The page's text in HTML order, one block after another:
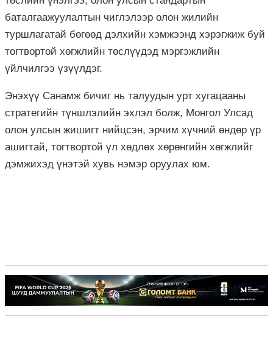
баталгаажуулалтын чиглэлээр олон жилийн
туршлагатай бөгөөд дэлхийн хэмжээнд хэрэгжиж буй
тогтвортой хөгжлийн төслүүдэд мэргэжлийн
үйлчилгээ үзүүлдэг.
Энэхүү Санамж бичиг нь талуудын урт хугацааны
стратегийн түншлэлийн эхлэл болж, Монгол Улсад
олон улсын жишигт нийцсэн, эрчим хүчний өндөр үр
ашигтай, тогтвортой үл хөдлөх хөрөнгийн хөгжлийг
дэмжихэд үнэтэй хувь нэмэр оруулах юм.